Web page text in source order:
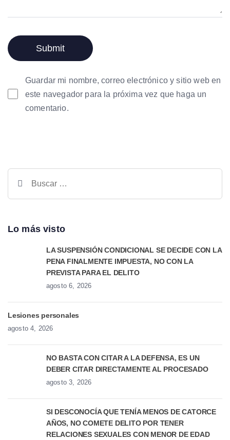
Guardar mi nombre, correo electrónico y sitio web en
este navegador para la próxima vez que haga un
comentario.
Lo más visto
LA SUSPENSIÓN CONDICIONAL SE DECIDE CON LA
PENA FINALMENTE IMPUESTA, NO CON LA
PREVISTA PARA EL DELITO
agosto 6, 2026
Lesiones personales
agosto 4, 2026
NO BASTA CON CITAR A LA DEFENSA, ES UN
DEBER CITAR DIRECTAMENTE AL PROCESADO
agosto 3, 2026
SI DESCONOCÍA QUE TENÍA MENOS DE CATORCE
AÑOS, NO COMETE DELITO POR TENER
RELACIONES SEXUALES CON MENOR DE EDAD